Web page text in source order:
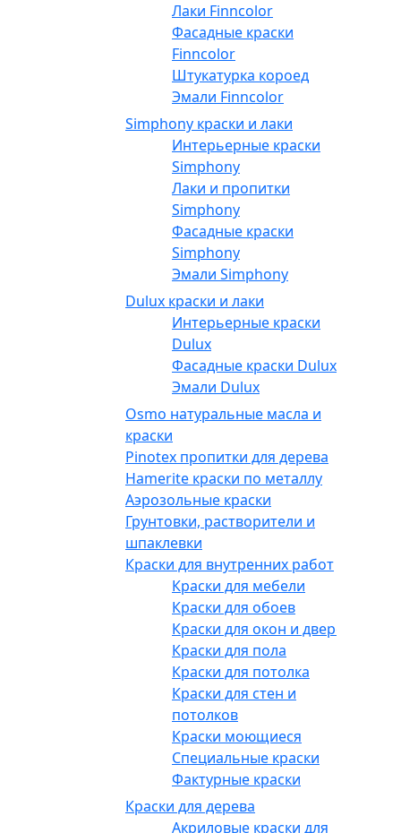
Лаки Finncolor
Фасадные краски
Finncolor
Штукатурка короед
Эмали Finncolor
Simphony краски и лаки
Интерьерные краски
Simphony
Лаки и пропитки
Simphony
Фасадные краски
Simphony
Эмали Simphony
Dulux краски и лаки
Интерьерные краски
Dulux
Фасадные краски Dulux
Эмали Dulux
Osmo натуральные масла и
краски
Pinotex пропитки для дерева
Hamerite краски по металлу
Аэрозольные краски
Грунтовки, растворители и
шпаклевки
Краски для внутренних работ
Краски для мебели
Краски для обоев
Краски для окон и дверей
Краски для пола
Краски для потолка
Краски для стен и
потолков
Краски моющиеся
Специальные краски
Фактурные краски
Краски для дерева
Акриловые краски для